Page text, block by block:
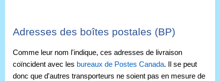
Adresses des boîtes postales (BP)
Comme leur nom l'indique, ces adresses de livraison
coïncident avec les bureaux de Postes Canada. Il se peut
donc que d'autres transporteurs ne soient pas en mesure de